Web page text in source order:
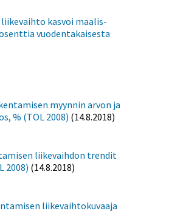
kasvoi maalis-
vuodentakaisesta
myynnin arvon ja
% (TOL 2008) (14.8.2018)
liikevaihdon trendit
2008) (14.8.2018)
liikevaihtokuvaaja